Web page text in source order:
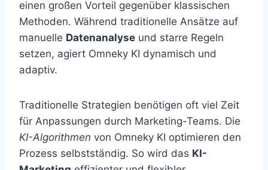
einen großen Vorteil gegenüber klassischen
Methoden. Während traditionelle Ansätze auf
manuelle Datenanalyse und starre Regeln
setzen, agiert Omneky KI dynamisch und
adaptiv.
Traditionelle Strategien benötigen oft viel Zeit
für Anpassungen durch Marketing-Teams. Die
KI-Algorithmen von Omneky KI optimieren den
Prozess selbstständig. So wird das KI-